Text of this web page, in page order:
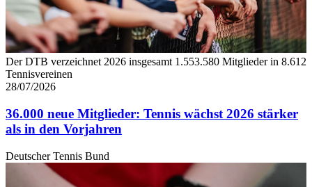
Der DTB verzeichnet 2026 insgesamt 1.553.580 Mitglieder in 8.612
Tennisvereinen
28/07/2026
36.000 neue Mitglieder: Tennis wächst 2026 stärker
als in den Vorjahren
Deutscher Tennis Bund